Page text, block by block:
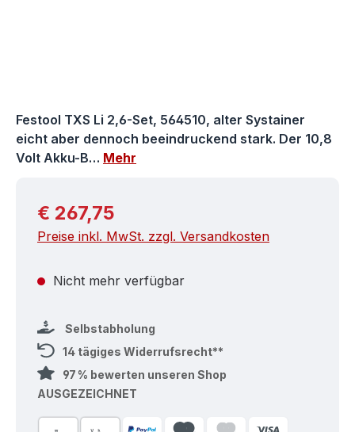
Festool TXS Li 2,6-Set, 564510, alter Systainer
eicht aber dennoch beeindruckend stark. Der 10,8
Volt Akku-B… Mehr
Regulärer Preis:
€ 267,75
Preise inkl. MwSt. zzgl. Versandkosten
Nicht mehr verfügbar
Selbstabholung
14 tägiges Widerrufsrecht**
97 % bewerten unseren Shop
AUSGEZEICHNET